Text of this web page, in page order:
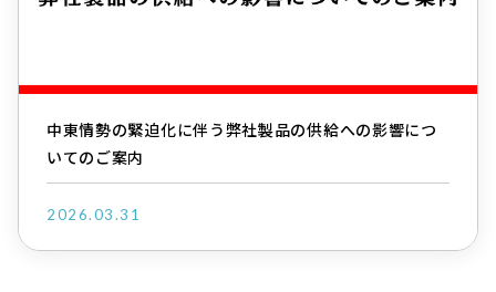
中東情勢の緊迫化に伴う弊社製品の供給への影響につ
いてのご案内
2026.03.31